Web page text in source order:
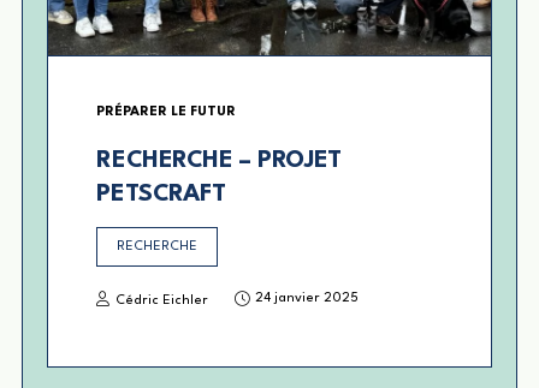
PRÉPARER LE FUTUR
RECHERCHE – PROJET
PETSCRAFT
RECHERCHE
Cédric Eichler 24 janvier 2025